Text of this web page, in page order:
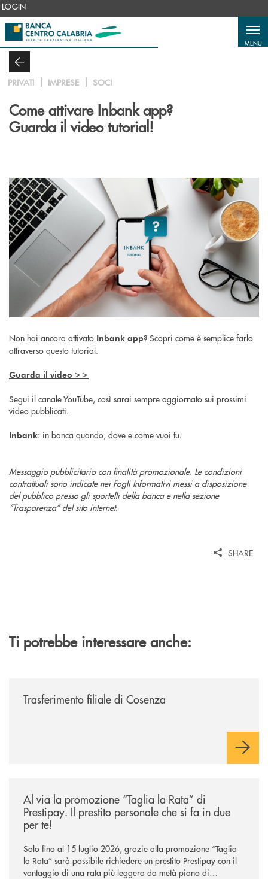
Salta al contenuto principale
LOGIN
MENU
PRIVATI IMPRESE SOCI
Come attivare Inbank app?
Guarda il video tutorial!
Non hai ancora attivato Inbank app? Scopri come è semplice farlo
attraverso questo tutorial.
Guarda il video >>
Segui il canale YouTube, così sarai sempre aggiornato sui prossimi
video pubblicati.
Inbank: in banca quando, dove e come vuoi tu.
Messaggio pubblicitario con finalità promozionale. Le condizioni
contrattuali sono indicate nei Fogli Informativi messi a disposizione
del pubblico presso gli sportelli della banca e nella sezione
“Trasparenza” del sito internet.
SHARE
Ti potrebbe interessare anche:
Trasferimento filiale di Cosenza
Al via la promozione “Taglia la Rata” di
Prestipay. Il prestito personale che si fa in due
per te!
Solo fino al 15 luglio 2026, grazie alla promozione “Taglia
la Rata” sarà possibile richiedere un prestito Prestipay con il
vantaggio di una rata più leggera da metà piano di